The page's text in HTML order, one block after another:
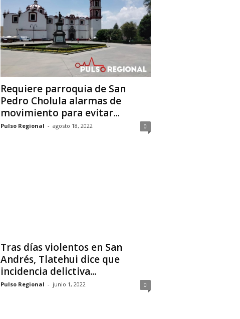
Requiere parroquia de San
Pedro Cholula alarmas de
movimiento para evitar...
Pulso Regional - agosto 18, 2022 0
Tras días violentos en San
Andrés, Tlatehui dice que
incidencia delictiva...
Pulso Regional - junio 1, 2022 0